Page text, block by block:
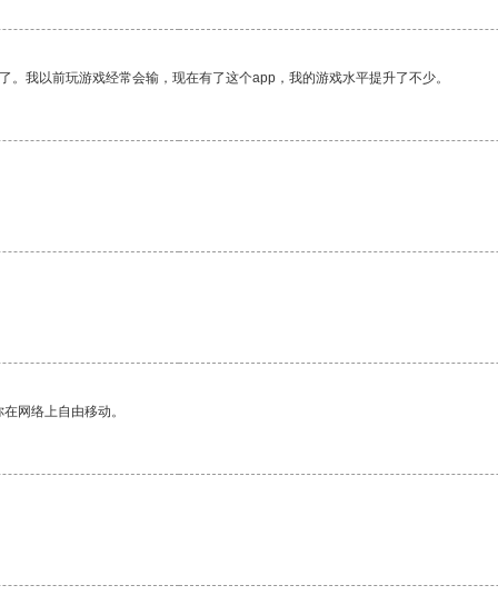
我以前玩游戏经常会输，现在有了这个app，我的游戏水平提升了不少。
网络上自由移动。